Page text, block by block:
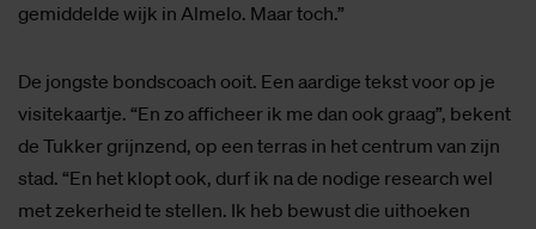
gemiddelde wijk in Almelo. Maar toch.”
De jongste bondscoach ooit. Een aardige tekst voor op je
visitekaartje. “En zo afficheer ik me dan ook graag”, bekent
de Tukker grijnzend, op een terras in het centrum van zijn
stad. “En het klopt ook, durf ik na de nodige research wel
met zekerheid te stellen. Ik heb bewust die uithoeken